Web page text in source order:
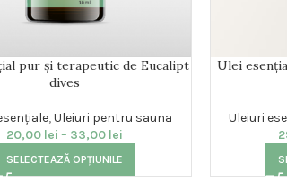
pur și terapeutic de Eucalipt
dives
,Uleiuri pentru sauna
20,00 lei – 33,00 lei
SELECTEAZĂ OPȚIUNILE
Ulei
Uleiuri